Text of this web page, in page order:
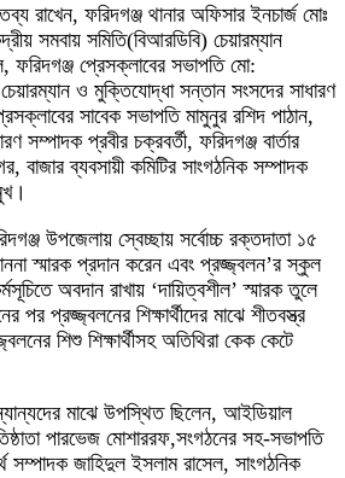
রাখেন, ফরিদগঞ্জ থানার অফিসার ইনচার্জ মোঃ
সমবায় সমিতি(বিআরডিবি) চেয়ারম্যান
প্রেসক্লাবের সভাপতি মো:
ও মুক্তিযোদ্ধা সন্তান সংসদের সাধারণ
সাবেক সভাপতি মামুনুর রশিদ পাঠান,
সম্পাদক প্রবীর চক্রবর্তী, ফরিদগঞ্জ বার্তার
বাজার ব্যবসায়ী কমিটির সাংগঠনিক সম্পাদক
উপজেলায় স্বেচ্ছায় সর্বোচ্চ রক্তদাতা ১৫
স্মারক প্রদান করেন এবং প্রজ্জ্বলন’র স্কুল
অবদান রাখায় ‘দায়িত্বশীল’ স্মারক তুলে
পর প্রজ্জ্বলনের শিক্ষার্থীদের মাঝে শীতবস্ত্র
শিশু শিক্ষার্থীসহ অতিথিরা কেক কেটে
অন্যান্যদের মাঝে উপস্থিত ছিলেন, আইডিয়াল
পারভেজ মোশাররফ,সংগঠনের সহ-সভাপতি
সম্পাদক জাহিদুল ইসলাম রাসেল, সাংগঠনিক